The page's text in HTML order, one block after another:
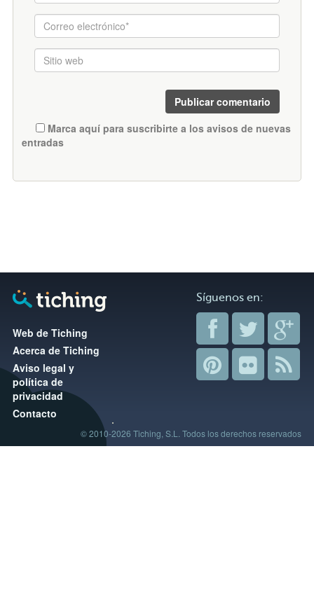
Marca aquí para suscribirte a los avisos de nuevas
entradas
Web de Tiching
Acerca de Tiching
Aviso legal y
política de
privacidad
Contacto
Síguenos en:
© 2010-2026 Tiching, S.L. Todos los derechos reservados